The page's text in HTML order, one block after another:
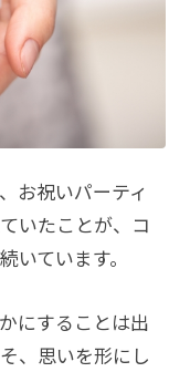
お祝いパーティ
いたことが、コ
いています。
にすることは出
、思いを形にし